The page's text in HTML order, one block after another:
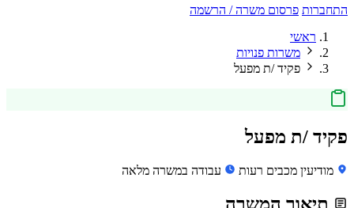
התחברות פרסום משרה / הרשמה
ראשי
משרות פנויות
פקיד /ת מפעל
פקיד /ת מפעל
מודיעין מכבים רעות עבודה במשרה מלאה
תיאור המשרה